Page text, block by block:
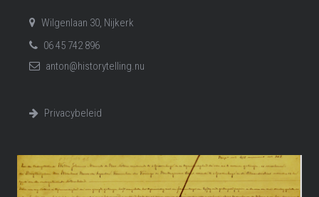
Wilgenlaan 30, Nijkerk
06 45 742 896
anton@historytelling.nu
Privacybeleid